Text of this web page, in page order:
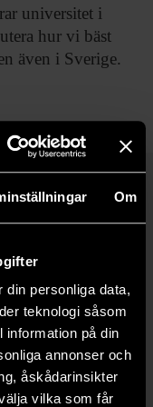
Om
din personliga data,
teknologi såsom
information på din
annonser och
åskådarinsikter
vilka som får
universitet i
hur vi bäst
även i Sverige.